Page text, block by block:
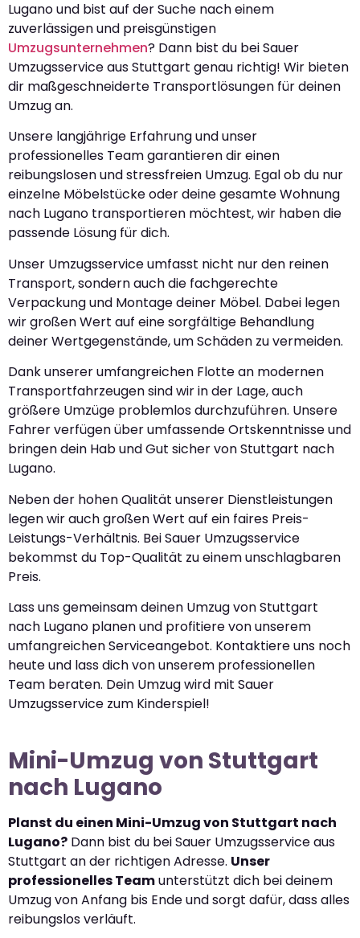
Lugano und bist auf der Suche nach einem
zuverlässigen und preisgünstigen
Umzugsunternehmen? Dann bist du bei Sauer
Umzugsservice aus Stuttgart genau richtig! Wir bieten
dir maßgeschneiderte Transportlösungen für deinen
Umzug an.
Unsere langjährige Erfahrung und unser
professionelles Team garantieren dir einen
reibungslosen und stressfreien Umzug. Egal ob du nur
einzelne Möbelstücke oder deine gesamte Wohnung
nach Lugano transportieren möchtest, wir haben die
passende Lösung für dich.
Unser Umzugsservice umfasst nicht nur den reinen
Transport, sondern auch die fachgerechte
Verpackung und Montage deiner Möbel. Dabei legen
wir großen Wert auf eine sorgfältige Behandlung
deiner Wertgegenstände, um Schäden zu vermeiden.
Dank unserer umfangreichen Flotte an modernen
Transportfahrzeugen sind wir in der Lage, auch
größere Umzüge problemlos durchzuführen. Unsere
Fahrer verfügen über umfassende Ortskenntnisse und
bringen dein Hab und Gut sicher von Stuttgart nach
Lugano.
Neben der hohen Qualität unserer Dienstleistungen
legen wir auch großen Wert auf ein faires Preis-
Leistungs-Verhältnis. Bei Sauer Umzugsservice
bekommst du Top-Qualität zu einem unschlagbaren
Preis.
Lass uns gemeinsam deinen Umzug von Stuttgart
nach Lugano planen und profitiere von unserem
umfangreichen Serviceangebot. Kontaktiere uns noch
heute und lass dich von unserem professionellen
Team beraten. Dein Umzug wird mit Sauer
Umzugsservice zum Kinderspiel!
Mini-Umzug von Stuttgart
nach Lugano
Planst du einen Mini-Umzug von Stuttgart nach
Lugano? Dann bist du bei Sauer Umzugsservice aus
Stuttgart an der richtigen Adresse. Unser
professionelles Teamunterstützt dich bei deinem
Umzug von Anfang bis Ende und sorgt dafür, dass alles
reibungslos verläuft.